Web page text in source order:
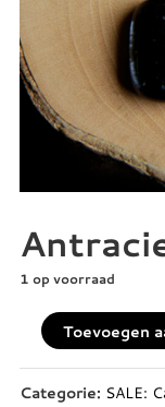
1 op voorraad
antraciet
8
aantal
Toevoegen
Categorie: SALE: